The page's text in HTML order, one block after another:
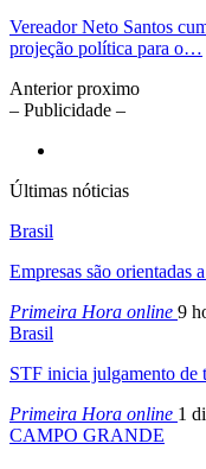
Vereador Neto Santos
projeção política para o…
Anteriorproximo
– Publicidade –
Últimas nóticias
Brasil
Empresas são
Primeira Hora online 9
Brasil
STF inicia julgamento
Primeira Hora online 1
CAMPO GRANDE